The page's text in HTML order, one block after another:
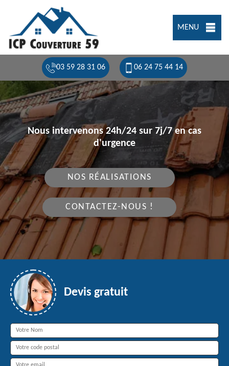
MENU
03 59 28 31 06 06 24 75 44 14
Nous intervenons 24h/24 sur 7j/7 en cas
d'urgence
NOS RÉALISATIONS
CONTACTEZ-NOUS !
Devis gratuit